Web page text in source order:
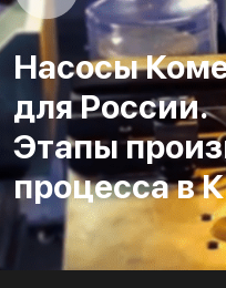
Насосы
для России.
Этапы
процесса в